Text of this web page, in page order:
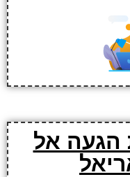
הגעה אל